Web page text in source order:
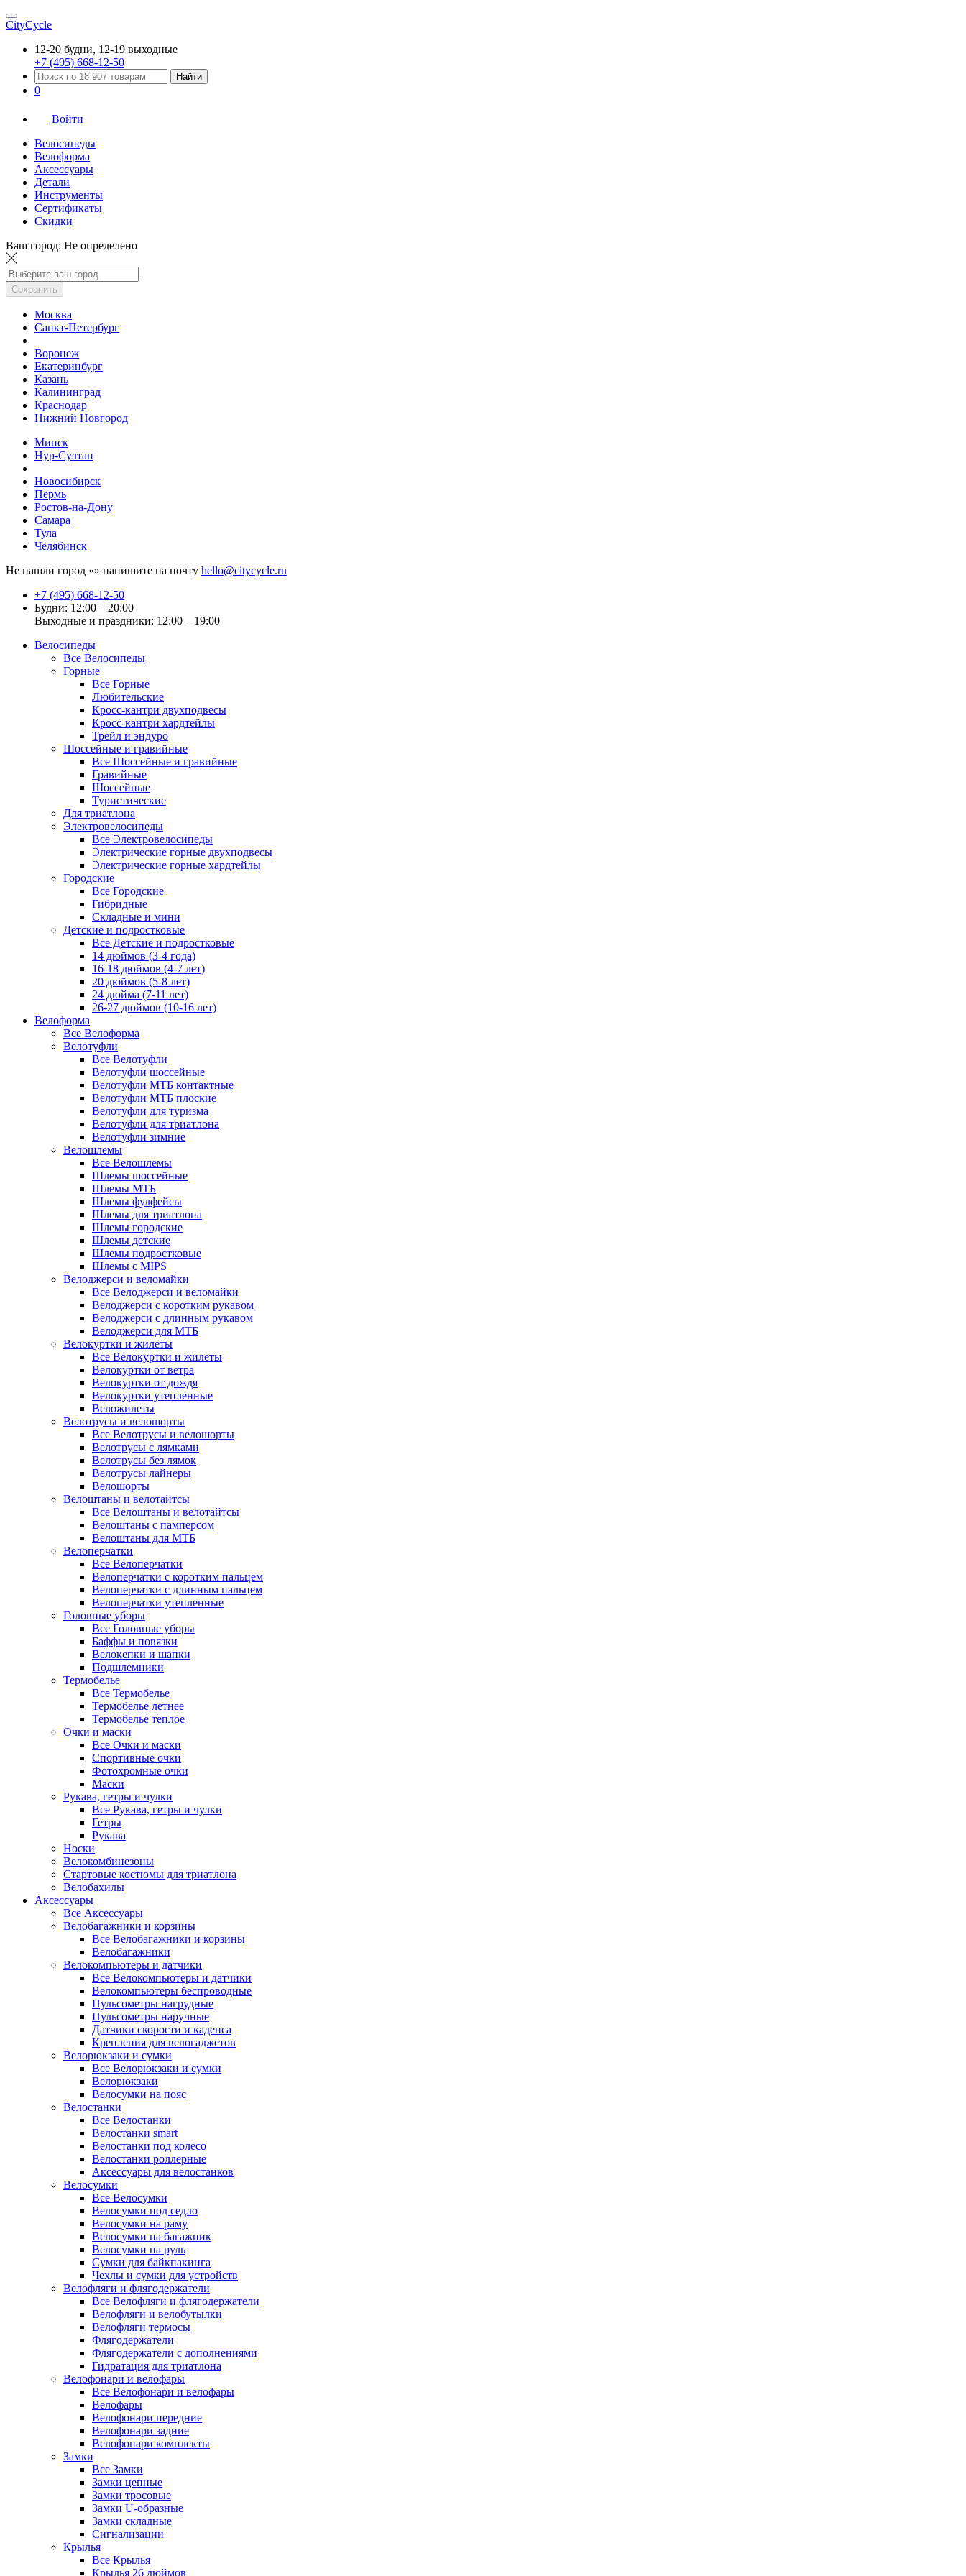
CityCycle
12-20 будни, 12-19 выходные
+7 (495) 668-12-50
Найти
0
Войти
Велосипеды
Велоформа
Аксессуары
Детали
Инструменты
Сертификаты
Скидки
Ваш город: Не определено
Сохранить
Москва
Санкт-Петербург
Воронеж
Екатеринбург
Казань
Калининград
Краснодар
Нижний Новгород
Минск
Нур-Султан
Новосибирск
Пермь
Ростов-на-Дону
Самара
Тула
Челябинск
Не нашли город «» напишите на почту hello@citycycle.ru
+7 (495) 668-12-50
Будни: 12:00 – 20:00
Выходные и праздники: 12:00 – 19:00
Велосипеды
Все Велосипеды
Горные
Все Горные
Любительские
Кросс-кантри двухподвесы
Кросс-кантри хардтейлы
Трейл и эндуро
Шоссейные и гравийные
Все Шоссейные и гравийные
Гравийные
Шоссейные
Туристические
Для триатлона
Электровелосипеды
Все Электровелосипеды
Электрические горные двухподвесы
Электрические горные хардтейлы
Городские
Все Городские
Гибридные
Складные и мини
Детские и подростковые
Все Детские и подростковые
14 дюймов (3-4 года)
16-18 дюймов (4-7 лет)
20 дюймов (5-8 лет)
24 дюйма (7-11 лет)
26-27 дюймов (10-16 лет)
Велоформа
Все Велоформа
Велотуфли
Все Велотуфли
Велотуфли шоссейные
Велотуфли МТБ контактные
Велотуфли МТБ плоские
Велотуфли для туризма
Велотуфли для триатлона
Велотуфли зимние
Велошлемы
Все Велошлемы
Шлемы шоссейные
Шлемы МТБ
Шлемы фулфейсы
Шлемы для триатлона
Шлемы городские
Шлемы детские
Шлемы подростковые
Шлемы с MIPS
Велоджерси и веломайки
Все Велоджерси и веломайки
Велоджерси с коротким рукавом
Велоджерси с длинным рукавом
Велоджерси для МТБ
Велокуртки и жилеты
Все Велокуртки и жилеты
Велокуртки от ветра
Велокуртки от дождя
Велокуртки утепленные
Веложилеты
Велотрусы и велошорты
Все Велотрусы и велошорты
Велотрусы с лямками
Велотрусы без лямок
Велотрусы лайнеры
Велошорты
Велоштаны и велотайтсы
Все Велоштаны и велотайтсы
Велоштаны с памперсом
Велоштаны для МТБ
Велоперчатки
Все Велоперчатки
Велоперчатки с коротким пальцем
Велоперчатки с длинным пальцем
Велоперчатки утепленные
Головные уборы
Все Головные уборы
Баффы и повязки
Велокепки и шапки
Подшлемники
Термобелье
Все Термобелье
Термобелье летнее
Термобелье теплое
Очки и маски
Все Очки и маски
Спортивные очки
Фотохромные очки
Маски
Рукава, гетры и чулки
Все Рукава, гетры и чулки
Гетры
Рукава
Носки
Велокомбинезоны
Стартовые костюмы для триатлона
Велобахилы
Аксессуары
Все Аксессуары
Велобагажники и корзины
Все Велобагажники и корзины
Велобагажники
Велокомпьютеры и датчики
Все Велокомпьютеры и датчики
Велокомпьютеры беспроводные
Пульсометры нагрудные
Пульсометры наручные
Датчики скорости и каденса
Крепления для велогаджетов
Велорюкзаки и сумки
Все Велорюкзаки и сумки
Велорюкзаки
Велосумки на пояс
Велостанки
Все Велостанки
Велостанки smart
Велостанки под колесо
Велостанки роллерные
Аксессуары для велостанков
Велосумки
Все Велосумки
Велосумки под седло
Велосумки на раму
Велосумки на багажник
Велосумки на руль
Сумки для байкпакинга
Чехлы и сумки для устройств
Велофляги и флягодержатели
Все Велофляги и флягодержатели
Велофляги и велобутылки
Велофляги термосы
Флягодержатели
Флягодержатели с дополнениями
Гидратация для триатлона
Велофонари и велофары
Все Велофонари и велофары
Велофары
Велофонари передние
Велофонари задние
Велофонари комплекты
Замки
Все Замки
Замки цепные
Замки тросовые
Замки U-образные
Замки складные
Сигнализации
Крылья
Все Крылья
Крылья 26 дюймов